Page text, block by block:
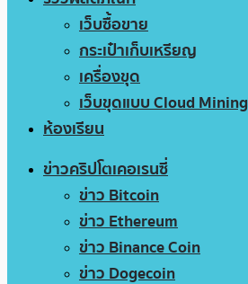
เว็บซื้อขาย
กระเป๋าเก็บเหรียญ
เครื่องขุด
เว็บขุดแบบ Cloud Mining
ห้องเรียน
ข่าวคริปโตเคอเรนซี่
ข่าว Bitcoin
ข่าว Ethereum
ข่าว Binance Coin
ข่าว Dogecoin